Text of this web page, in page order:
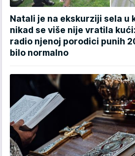
Natali je na ekskurziji sela u
nikad se više nije vratila
radio njenoj porodici punih
bilo normalno